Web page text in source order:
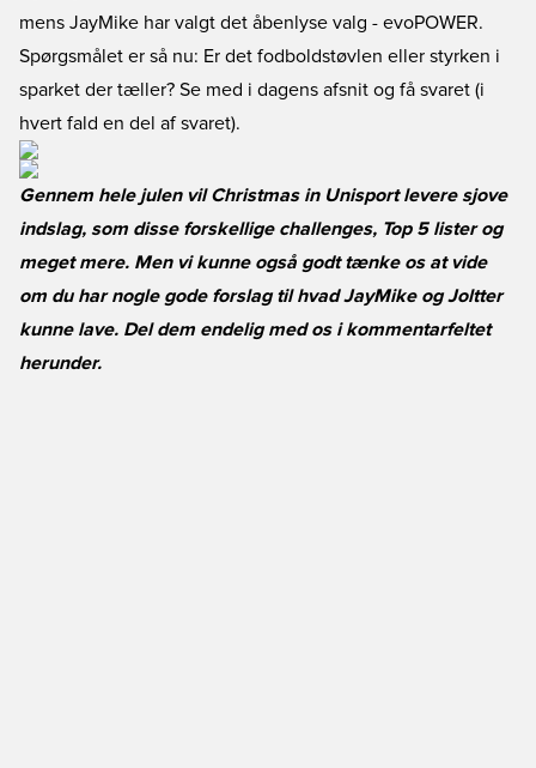
mens JayMike har valgt det åbenlyse valg - evoPOWER.
Spørgsmålet er så nu: Er det fodboldstøvlen eller styrken i
sparket der tæller? Se med i dagens afsnit og få svaret (i
hvert fald en del af svaret).
Gennem hele julen vil Christmas in Unisport levere sjove
indslag, som disse forskellige challenges, Top 5 lister og
meget mere. Men vi kunne også godt tænke os at vide
om du har nogle gode forslag til hvad JayMike og Joltter
kunne lave. Del dem endelig med os i kommentarfeltet
herunder.